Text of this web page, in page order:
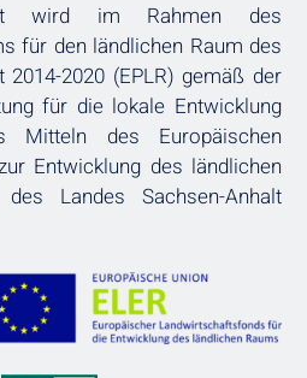
wird im Rahmen des
für den ländlichen Raum des
2014-2020 (EPLR) gemäß der
für die lokale Entwicklung
Mitteln des Europäischen
Entwicklung des ländlichen
Landes Sachsen-Anhalt